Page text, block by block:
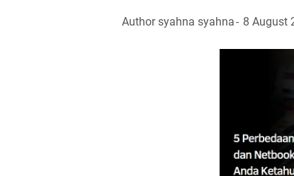
Authorsyahna syahna 8 August